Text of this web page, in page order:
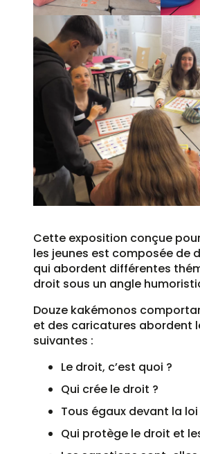
Cette exposition conçue
les jeunes est composée de
qui abordent différentes
droit sous un angle
Douze kakémonos
et des caricatures abordent
suivantes :
Le droit, c’est quoi ?
Qui crée le droit ?
Tous égaux devant la loi
Qui protège le droit et